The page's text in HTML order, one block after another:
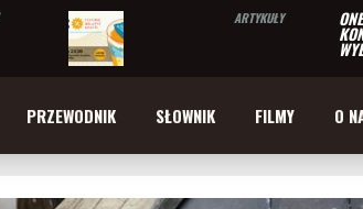
ARTYKUŁY
PRZEWODNIK SŁOWNIK FILMY O